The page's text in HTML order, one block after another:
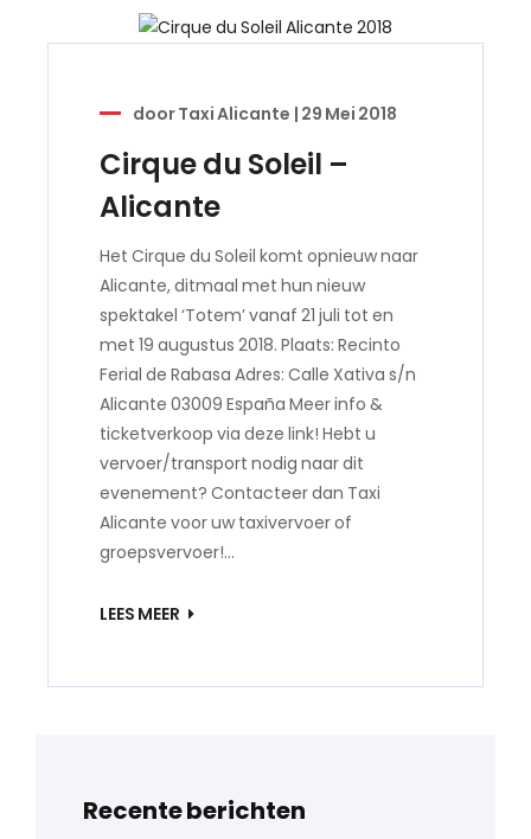
doorTaxi Alicante | 29 Mei 2018
Cirque du Soleil –
Alicante
Het Cirque du Soleil komt opnieuw naar
Alicante, ditmaal met hun nieuw
spektakel ‘Totem’ vanaf 21 juli tot en
met 19 augustus 2018. Plaats: Recinto
Ferial de Rabasa Adres: Calle Xativa s/n
Alicante 03009 España Meer info &
ticketverkoop via deze link! Hebt u
vervoer/transport nodig naar dit
evenement? Contacteer dan Taxi
Alicante voor uw taxivervoer of
groepsvervoer!…
LEES MEER
Recente berichten